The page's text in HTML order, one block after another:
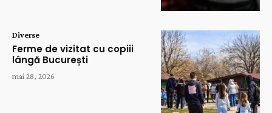
Diverse
Ferme de vizitat cu copiii
lângă București
mai 28, 2026